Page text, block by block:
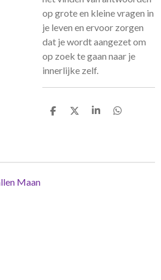
op grote en kleine vragen in
je leven en ervoor zorgen
dat je wordt aangezet om
op zoek te gaan naar je
innerlijke zelf.
D
D
S
D
Maan